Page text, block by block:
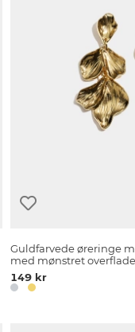
Guldfarvede øreringe
med mønstret overflade
149 kr